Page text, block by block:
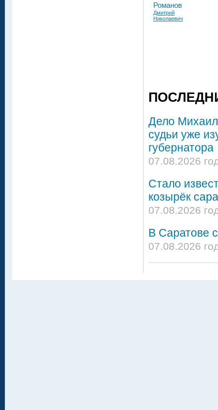
Романов
Дмитрий
Николаевич
Дело
судьи уже
губернатора
07.08.2026
Стало
козырёк
07.08.2026
В Саратове
07.08.2026